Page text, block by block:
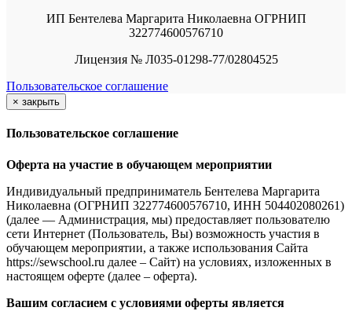
ИП Бентелева Маргарита Николаевна ОГРНИП
322774600576710
Лицензия № Л035-01298-77/02804525
Пользовательское соглашение
× закрыть
Пользовательское соглашение
Оферта на участие в обучающем мероприятии
Индивидуальный предприниматель Бентелева Маргарита
Николаевна (ОГРНИП 322774600576710, ИНН 504402080261)
(далее — Администрация, мы) предоставляет пользователю
сети Интернет (Пользователь, Вы) возможность участия в
обучающем мероприятии, а также использования Сайта
https://sewschool.ru далее – Сайт) на условиях, изложенных в
настоящем оферте (далее – оферта).
Вашим согласием с условиями оферты является